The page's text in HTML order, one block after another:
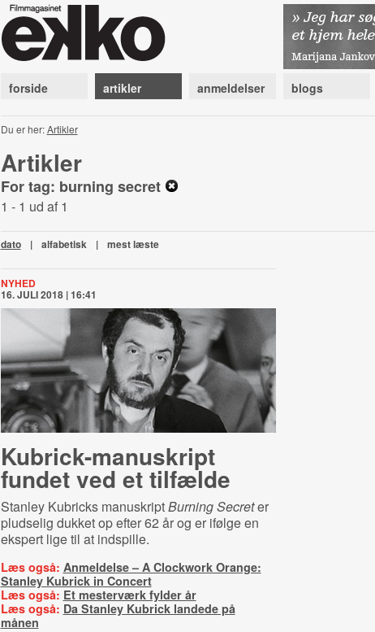
forside artikler anmeldelser blogs
Du er her:Artikler
Artikler
For tag: burning secret
1 - 1 ud af 1
dato | alfabetisk | mest læste
NYHED
16. JULI 2018 | 16:41
Ku­bri­ck-​ma­nuskript
fundet ved et tilfælde
Stanley Kubricks manuskriptBurning Secreter
pludselig dukket op efter 62 år og er ifølge en
ekspert lige til at indspille.
Læs også: Anmeldelse – A Clockwork Orange:
Stanley Kubrick in Concert
Læs også: Et mesterværk fylder år
Læs også: Da Stanley Kubrick landede på
månen